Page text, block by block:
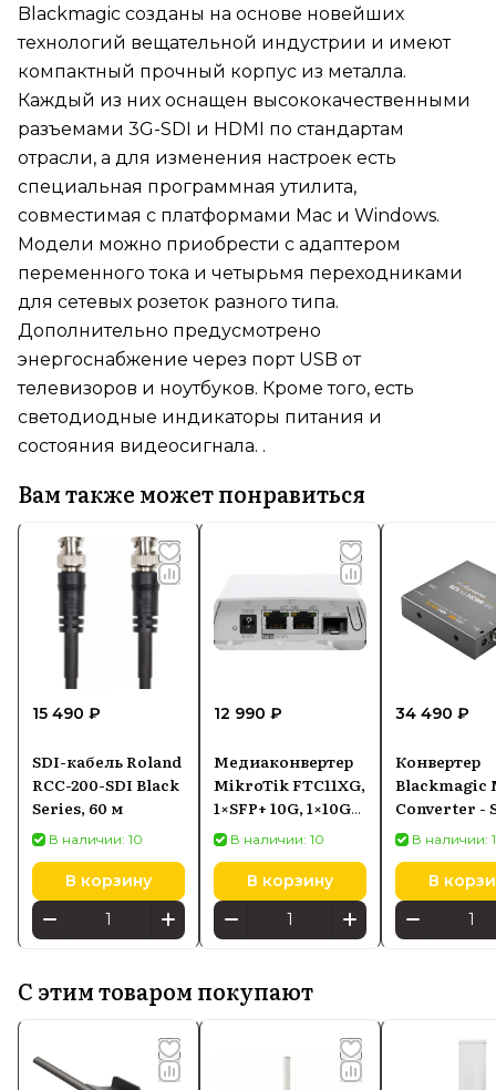
Blackmagic созданы на основе новейших
технологий вещательной индустрии и имеют
компактный прочный корпус из металла.
Каждый из них оснащен высококачественными
разъемами 3G-SDI и HDMI по стандартам
отрасли, а для изменения настроек есть
специальная программная утилита,
совместимая с платформами Mac и Windows.
Модели можно приобрести с адаптером
переменного тока и четырьмя переходниками
для сетевых розеток разного типа.
Дополнительно предусмотрено
энергоснабжение через порт USB от
телевизоров и ноутбуков. Кроме того, есть
светодиодные индикаторы питания и
состояния видеосигнала. .
Вам также может понравиться
15 490 ₽
SDI-кабель Roland
RCC-200-SDI Black
Series, 60 м
В наличии: 10
В корзину
12 990 ₽
Медиаконвертер
MikroTik FTC11XG,
1×SFP+ 10G, 1×10G
Ethernet
В наличии: 10
В корзину
34 490 ₽
Конвертер
Blackmagic
Converter -
HDMI 6G
В наличии:
В
С этим товаром покупают